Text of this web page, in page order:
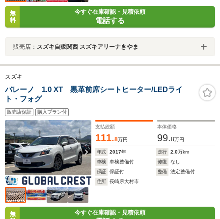
無
料
今すぐ在庫確認・見積依頼
電話する
販売店： スズキ自販関西 スズキアリーナきやま
スズキ
バレーノ 1.0 XT 黒革前席シートヒーター/LEDライ
ト・フォグ
販売店保証 購入プラン付
支払総額
111.8万円
本体価格
99.8万円
年式 2017年 走行 2.0万km
車検
車検整備付 修復
なし
保証
保証付 整備
法定整備付
住所
長崎県大村市
無
今すぐ在庫確認・見積依頼